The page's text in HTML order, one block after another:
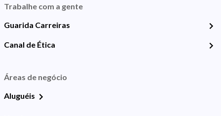
Trabalhe com a gente
Guarida Carreiras
Canal de Ética
Áreas de negócio
Aluguéis